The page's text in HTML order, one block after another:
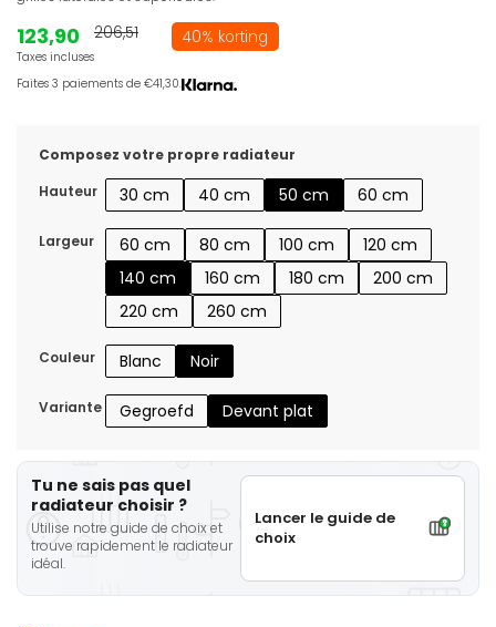
123,90
Taxes incluses
206,51 40% korting
Faites 3 paiements de €41,30.
Composez votre propre radiateur
Hauteur
30 cm 40 cm 50 cm 60 cm
Largeur 60 cm 80 cm 100 cm
120 cm
140 cm
160 cm 180 cm
200 cm
220 cm
260 cm
Couleur Blanc Noir
Variante Gegroefd Devant plat
Tu ne sais pas quel
radiateur choisir ?
Utilise notre guide de choix et
trouve rapidement le radiateur
idéal.
Lancer le guide de
choix